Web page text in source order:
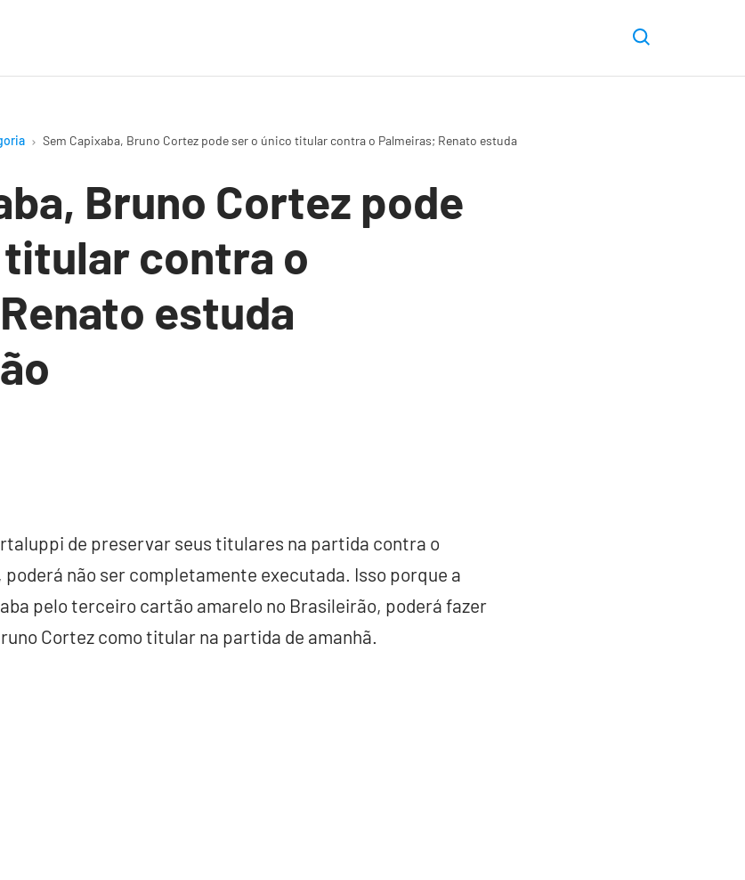
Sem Capixaba, Bruno Cortez pode ser o único titular contra o Palmeiras; Renato estuda improvisação
Bruno Cortez pode
contra o
estuda
de preservar seus titulares na partida contra o
poderá não ser completamente executada. Isso porque a
pelo terceiro cartão amarelo no Brasileirão, poderá fazer
Cortez como titular na partida de amanhã.